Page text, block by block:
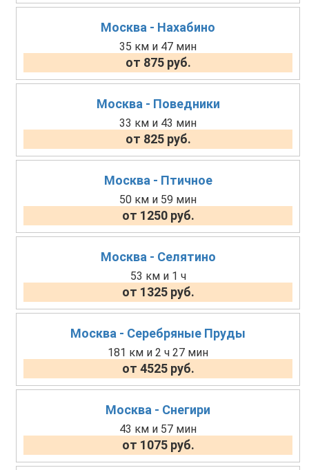
Москва - Нахабино
35 км и 47 мин
от 875 руб.
Москва - Поведники
33 км и 43 мин
от 825 руб.
Москва - Птичное
50 км и 59 мин
от 1250 руб.
Москва - Селятино
53 км и 1 ч
от 1325 руб.
Москва - Серебряные Пруды
181 км и 2 ч 27 мин
от 4525 руб.
Москва - Снегири
43 км и 57 мин
от 1075 руб.